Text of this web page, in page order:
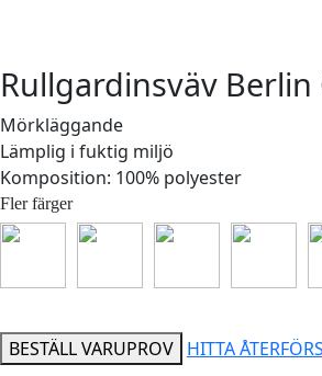
Rullgardinsväv Berlin
Mörkläggande
Lämplig i fuktig miljö
Komposition: 100% polyester
Fler färger
BESTÄLL VARUPROV HITTA